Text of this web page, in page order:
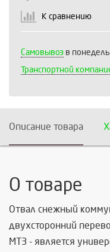
К сравнению
Самовывоз в
Транспортной
Описание товара
О товаре
Отвал снежный
двухсторонний
МТЗ - является